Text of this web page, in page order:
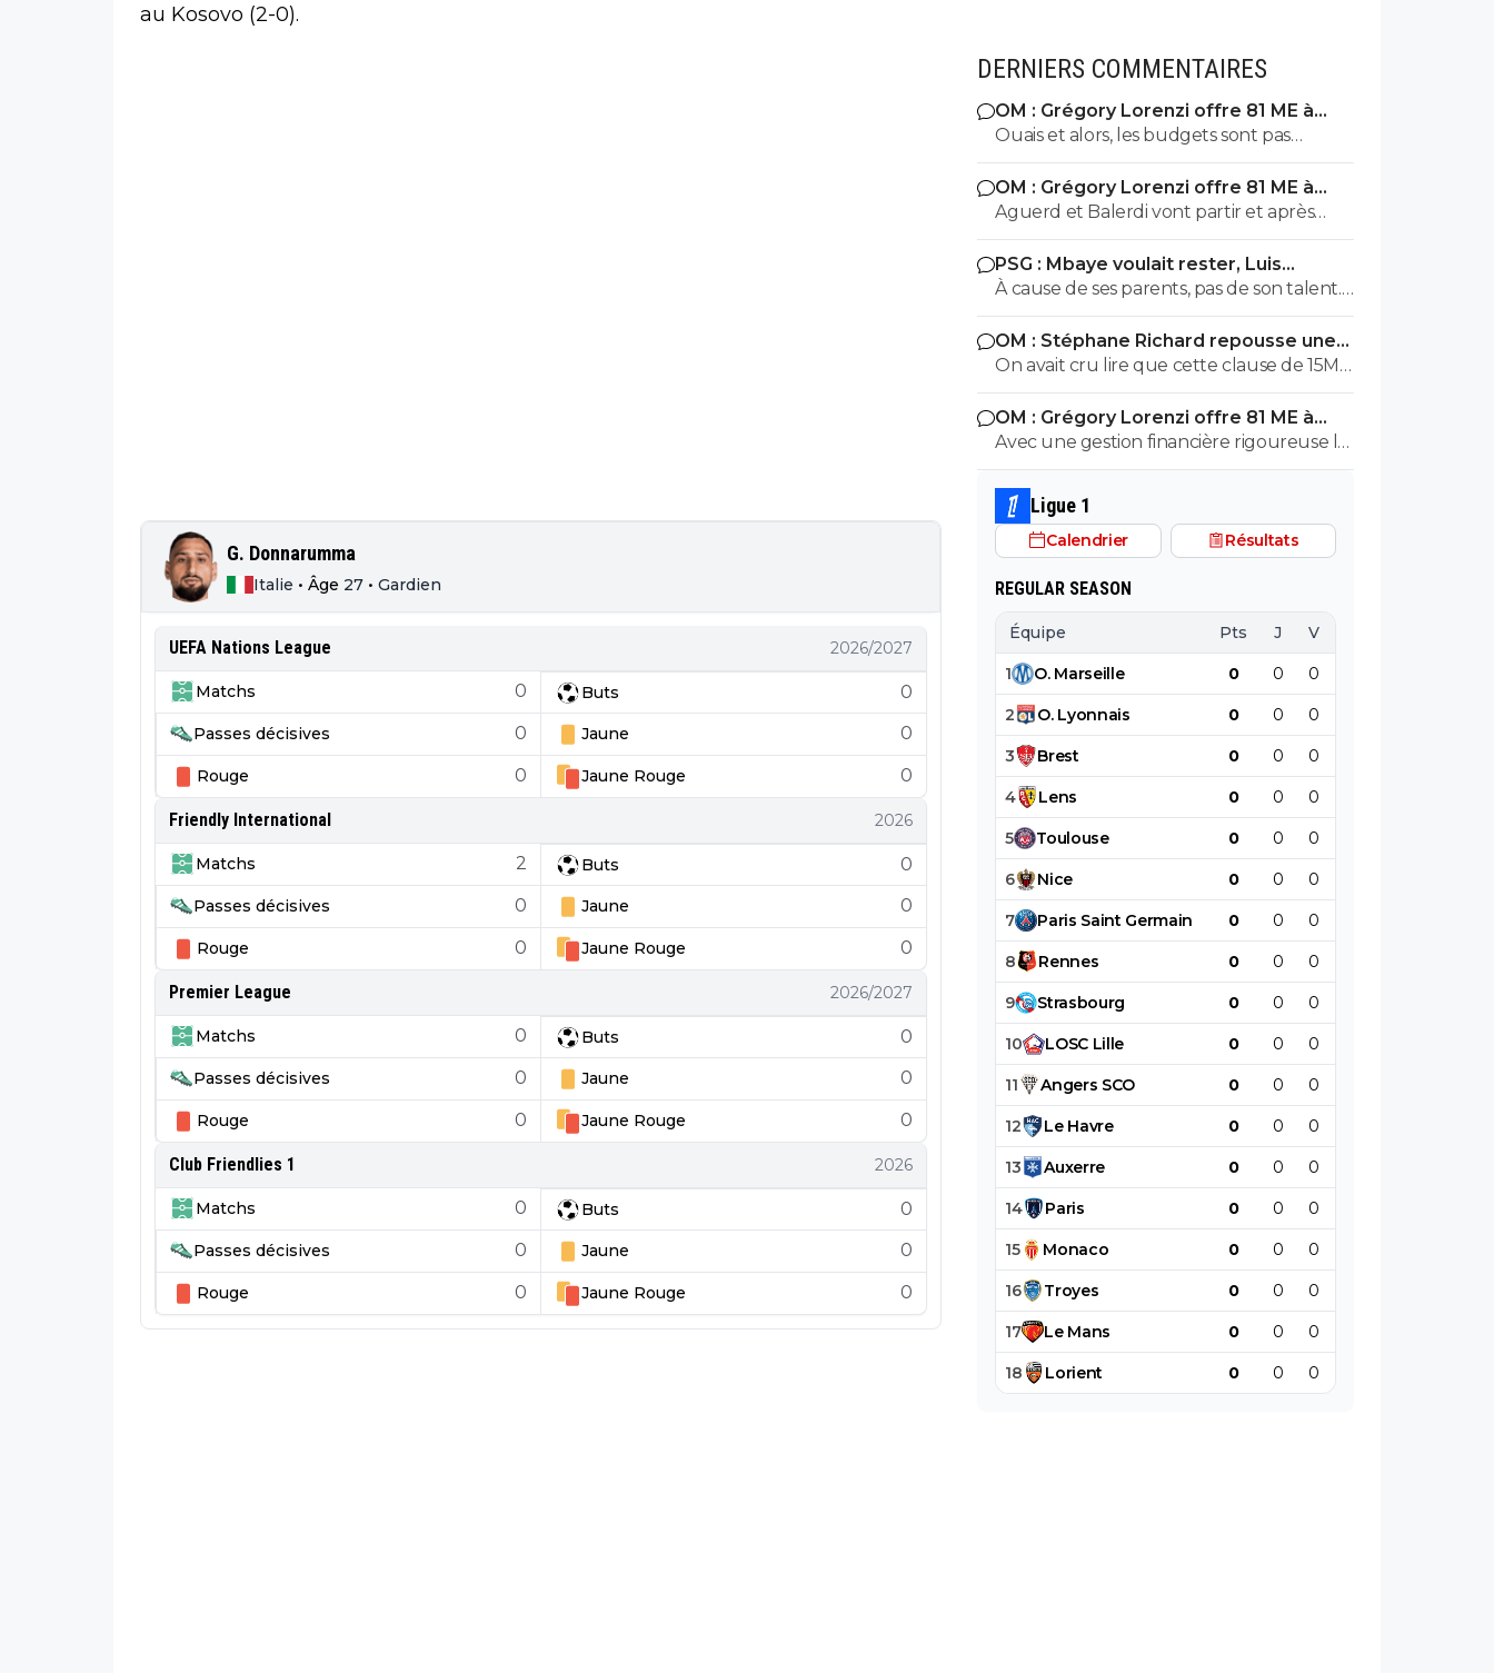
au Kosovo (2-0).
G. Donnarumma
Italie • Âge 27 • Gardien
UEFA Nations League 2026/2027
Matchs 0 Buts 0
Passes décisives 0 Jaune 0
Rouge 0 Jaune Rouge 0
Friendly International 2026
Matchs 2 Buts 0
Passes décisives 0 Jaune 0
Rouge 0 Jaune Rouge 0
Premier League 2026/2027
Matchs 0 Buts 0
Passes décisives 0 Jaune 0
Rouge 0 Jaune Rouge 0
Club Friendlies 1 2026
Matchs 0 Buts 0
Passes décisives 0 Jaune 0
Rouge 0 Jaune Rouge 0
DERNIERS COMMENTAIRES
OM : Grégory Lorenzi offre 81 ME à
Frank McCourt
Ouais et alors, les budgets sont pas
comparable 😅
OM : Grégory Lorenzi offre 81 ME à
Frank McCourt
Aguerd et Balerdi vont partir et après
c'est fini. A moins d'une offre irrefusable.
Avec ça on va arriver a a peu près a 120 m
avec les salaires économisés
PSG : Mbaye voulait rester, Luis
Enrique l'a convaincu
À cause de ses parents, pas de son talent.
Encore un joueur avec entourage nocif.
OM : Stéphane Richard repousse une
offre fourbe pour Aguerd
On avait cru lire que cette clause de 15M
valait jusqu'au 31 juillet. ?
OM : Grégory Lorenzi offre 81 ME à
Frank McCourt
Avec une gestion financière rigoureuse le
club pourrait envisager une capitalisation
supérieure au 1,2 milliards comme base de
négociation avec l’Arabie Saoudite!
Ligue 1
Calendrier Résultats
REGULAR SEASON
Équipe Pts J V
1 O. Marseille 0 0 0
2 O. Lyonnais 0 0 0
3 Brest 0 0 0
4 Lens 0 0 0
5 Toulouse 0 0 0
6 Nice 0 0 0
7 Paris Saint Germain 0 0 0
8 Rennes 0 0 0
9 Strasbourg 0 0 0
10 LOSC Lille 0 0 0
11 Angers SCO 0 0 0
12 Le Havre 0 0 0
13 Auxerre 0 0 0
14 Paris 0 0 0
15 Monaco 0 0 0
16 Troyes 0 0 0
17 Le Mans 0 0 0
18 Lorient 0 0 0